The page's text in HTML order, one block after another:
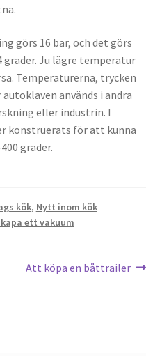
görs 16 bar, och det görs
grader. Ju lägre temperatur
Temperaturerna, trycken
används i andra
eller industrin. I
konstruerats för att kunna
grader.
kök, Nytt inom kök
ett vakuum
Next
Att köpa en båttrailer